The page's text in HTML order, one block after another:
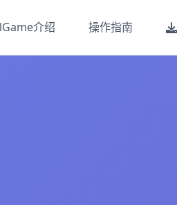
介绍 操作指南